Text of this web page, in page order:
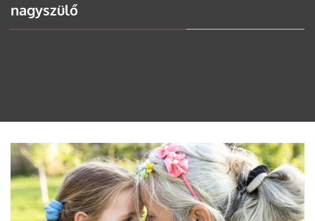
nagyszülő